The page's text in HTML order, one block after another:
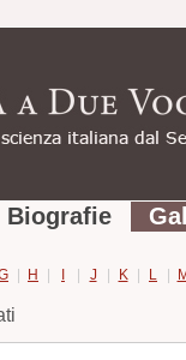
Biografie
| H | I | J | K | L |